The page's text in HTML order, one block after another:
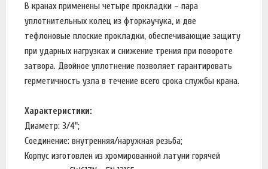
В кранах применены четыре прокладки – пара
уплотнительных колец из фторкаучука, и две
тефлоновые плоские прокладки, обеспечивающие защиту
при ударных нагрузках и снижение трения при повороте
затвора. Двойное уплотнение позволяет гарантировать
герметичность узла в течение всего срока службы крана.
Характеристики:
Диаметр: 3/4";
Соединение: внутренняя/наружная резьба;
Корпус изготовлен из хромированной латуни горячей